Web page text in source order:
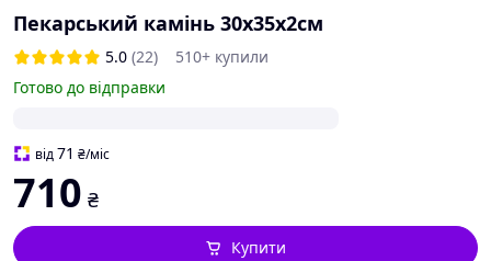
Пекарський камінь 30х35х2см
5.0 (22)
510+ купили
Готово до відправки
від71 ₴/міс
710 ₴
Купити